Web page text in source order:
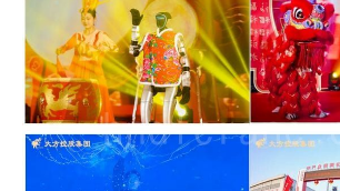
Kiswahili
Dansk
Norsk
O‘zbekcha